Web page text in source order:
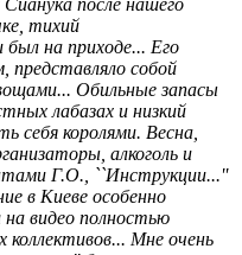
после нашего
тихий
на приходе... Его
собой
Обильные запасы
лабазах и низкий
себя королями. Весна,
алкоголь и
Г.О., ``Инструкции...''
в Киеве особенно
видео полностью
Мне очень